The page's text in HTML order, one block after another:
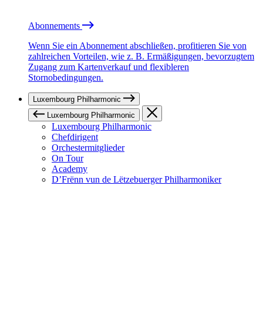
Abonnements
Wenn Sie ein Abonnement abschließen, profitieren Sie von
zahlreichen Vorteilen, wie z. B. Ermäßigungen, bevorzugtem
Zugang zum Kartenverkauf und flexibleren
Stornobedingungen.
Luxembourg Philharmonic
Luxembourg Philharmonic
Luxembourg Philharmonic
Chefdirigent
Orchestermitglieder
On Tour
Academy
D’Frënn vun de Lëtzebuerger Philharmoniker